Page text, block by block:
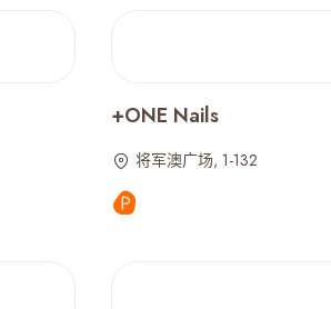
+ONE Nails
将军澳广场, 1-132